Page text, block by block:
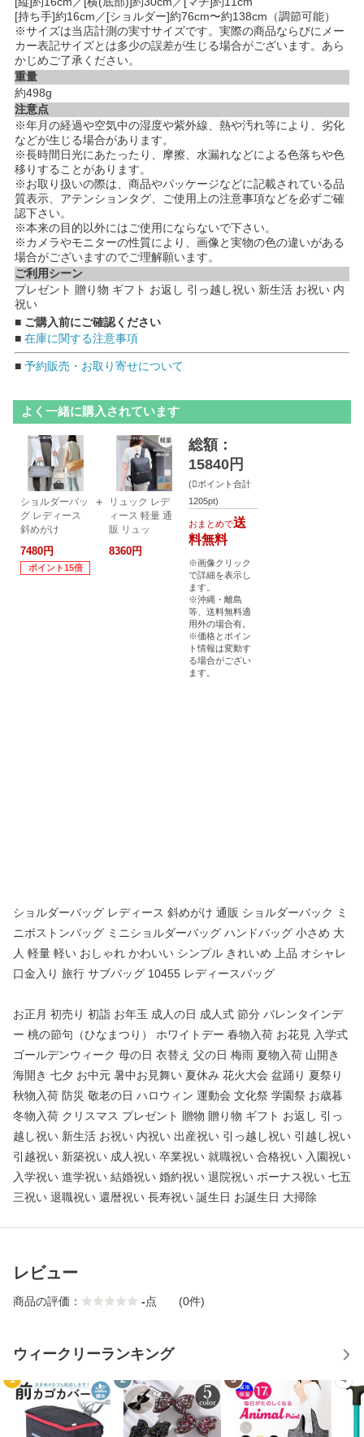
[持ち手]約16cm／[ショルダー]約76cm〜約138cm（調節可能）
※サイズは当店計測の実寸サイズです。実際の商品ならびにメー
カー表記サイズとは多少の誤差が生じる場合がございます。あら
かじめご了承ください。
重量
約498g
注意点
※年月の経過や空気中の湿度や紫外線、熱や汚れ等により、劣化
などが生じる場合があります。
※長時間日光にあたったり、摩擦、水漏れなどによる色落ちや色
移りすることがあります。
※お取り扱いの際は、商品やパッケージなどに記載されている品
質表示、アテンションタグ、ご使用上の注意事項などを必ずご確
認下さい。
※本来の目的以外にはご使用にならないで下さい。
※カメラやモニターの性質により、画像と実物の色の違いがある
場合がございますのでご理解願います。
ご利用シーン
プレゼント 贈り物 ギフト お返し 引っ越し祝い 新生活 お祝い 内
祝い
■ ご購入前にご確認ください
■ 在庫に関する注意事項
■ 予約販売・お取り寄せについて
ショルダーバッグ レディース 斜めがけ 通販 ショルダーバック ミ
ニボストンバッグ ミニショルダーバッグ ハンドバッグ 小さめ 大
人 軽量 軽い おしゃれ かわいい シンプル きれいめ 上品 オシャレ
口金入り 旅行 サブバッグ 10455 レディースバッグ
お正月 初売り 初詣 お年玉 成人の日 成人式 節分 バレンタインデ
ー 桃の節句（ひなまつり） ホワイトデー 春物入荷 お花見 入学式
ゴールデンウィーク 母の日 衣替え 父の日 梅雨 夏物入荷 山開き
海開き 七夕 お中元 暑中お見舞い 夏休み 花火大会 盆踊り 夏祭り
秋物入荷 防災 敬老の日 ハロウィン 運動会 文化祭 学園祭 お歳暮
冬物入荷 クリスマス プレゼント 贈物 贈り物 ギフト お返し 引っ
越し祝い 新生活 お祝い 内祝い 出産祝い 引っ越し祝い 引越し祝い
引越祝い 新築祝い 成人祝い 卒業祝い 就職祝い 合格祝い 入園祝い
入学祝い 進学祝い 結婚祝い 婚約祝い 退院祝い ボーナス祝い 七五
三祝い 退職祝い 還暦祝い 長寿祝い 誕生日 お誕生日 大掃除
レビュー
商品の評価： -点 (0件)
ウィークリーランキング
1 2 3 4